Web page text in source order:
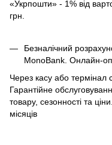
«Укрпошти» - 1% від
грн.
Безналічний
MonoBank. Онлайн-
Через касу або термінал
Гарантійне
товару, сезонності та
місяців